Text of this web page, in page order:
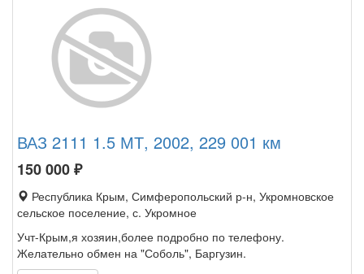
ВАЗ 2111 1.5 МТ, 2002, 229 001 км
150 000₽
Республика Крым, Симферопольский р-н, Укромновское
сельское поселение, с. Укромное
Учт-Крым,я хозяин,более подробно по телефону.
Желательно обмен на "Соболь", Баргузин.